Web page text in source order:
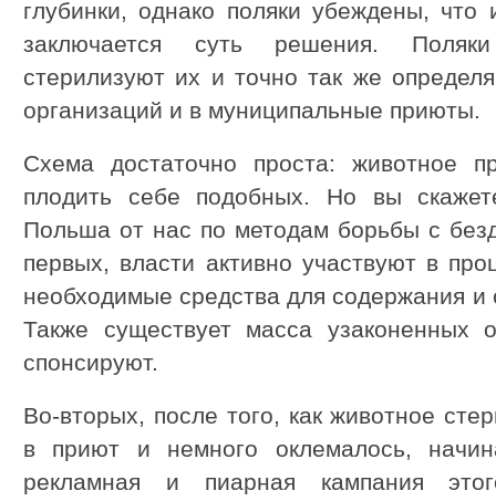
глубинки, однако поляки убеждены,
заключается суть решения.
стерилизуют их и точно так же
организаций и в муниципальные приюты.
Схема достаточно проста: животное
плодить себе подобных. Но вы
Польша от нас по методам борьбы с
первых, власти активно участвуют в
необходимые средства для содержания и
Также существует масса узаконенных
спонсируют.
Во-вторых, после того, как животное
в приют и немного оклемалось,
рекламная и пиарная кампания